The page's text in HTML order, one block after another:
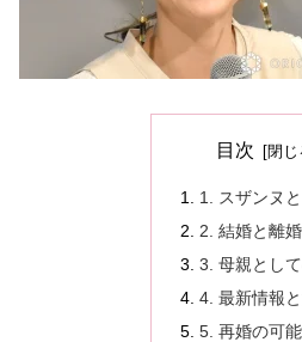
目次
1. スザンヌ
2. 結婚と離婚
3. 母親とし
4. 最新情報
5. 再婚の可